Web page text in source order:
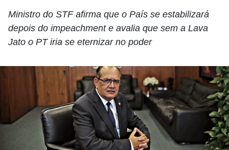
Ministro do STF afirma que o País se estabilizará
depois do impeachment e avalia que sem a Lava
Jato o PT iria se eternizar no poder